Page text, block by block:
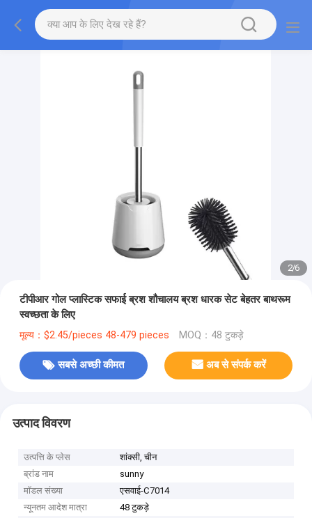
2/6
टीपीआर गोल प्लास्टिक सफाई ब्रश शौचालय ब्रश धारक सेट बेहतर बाथरूम
स्वच्छता के लिए
मूल्य：$2.45/pieces 48-479 pieces MOQ：48 टुकड़े
सबसे अच्छी कीमत अब से संपर्क करें
उत्पाद विवरण
उत्पत्ति के प्लेस
शांक्सी, चीन
ब्रांड नाम
sunny
मॉडल संख्या
एसवाई-C7014
न्यूनतम आदेश मात्रा
48 टुकड़े